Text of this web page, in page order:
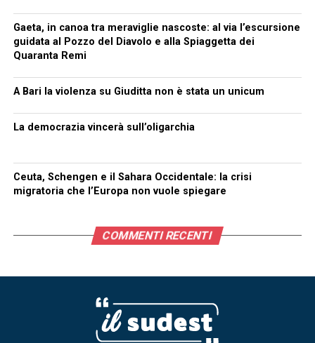
Gaeta, in canoa tra meraviglie nascoste: al via l’escursione
guidata al Pozzo del Diavolo e alla Spiaggetta dei
Quaranta Remi
A Bari la violenza su Giuditta non è stata un unicum
La democrazia vincerà sull’oligarchia
Ceuta, Schengen e il Sahara Occidentale: la crisi
migratoria che l’Europa non vuole spiegare
COMMENTI RECENTI